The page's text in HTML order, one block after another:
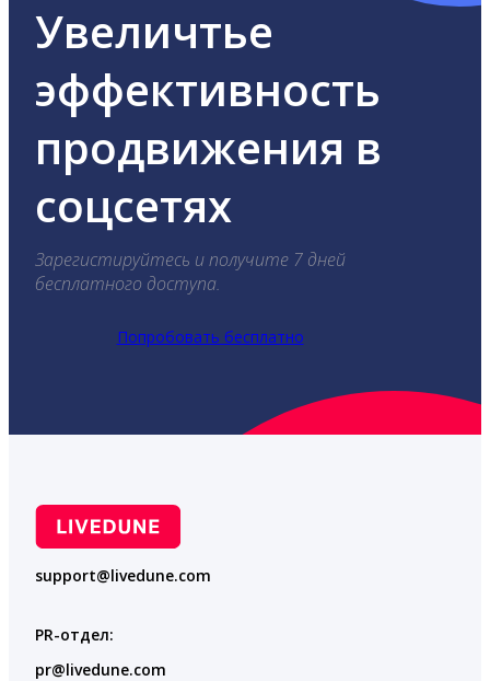
Увеличтье
эффективность
продвижения в
соцсетях
Зарегистируйтесь и получите 7 дней
бесплатного доступа.
Попробовать бесплатно
support@livedune.com
PR-отдел:
pr@livedune.com